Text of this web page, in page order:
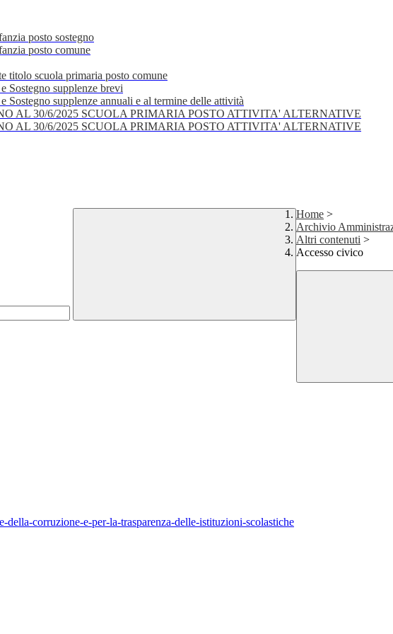
posto sostegno
posto comune
titolo scuola primaria posto comune
Sostegno supplenze brevi
Sostegno supplenze annuali e al termine delle attività
AL 30/6/2025 SCUOLA PRIMARIA POSTO ATTIVITA' ALTERNATIVE
AL 30/6/2025 SCUOLA PRIMARIA POSTO ATTIVITA' ALTERNATIVE
Home >
Archivio
Altri contenuti >
Accesso civico
della-corruzione-e-per-la-trasparenza-delle-istituzioni-scolastiche